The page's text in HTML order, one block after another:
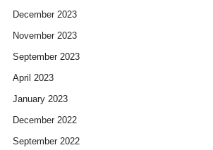
December 2023
November 2023
September 2023
April 2023
January 2023
December 2022
September 2022